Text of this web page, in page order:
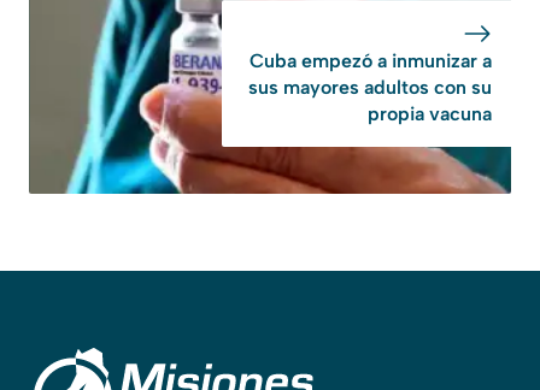
Cuba empezó a inmunizar a
sus mayores adultos con su
propia vacuna